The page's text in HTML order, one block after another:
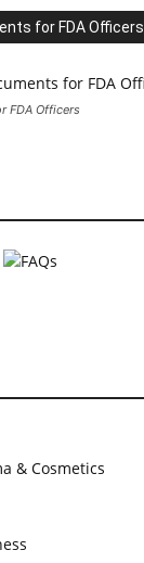
for FDA Officers
FDA Officers
& Cosmetics